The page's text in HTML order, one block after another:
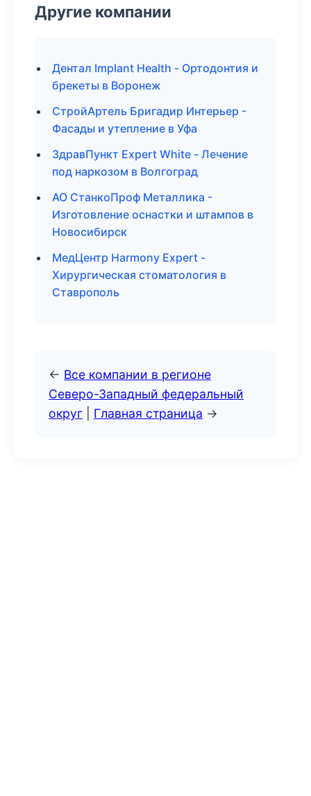
Другие компании
Дентал Implant Health - Ортодонтия и
брекеты в Воронеж
СтройАртель Бригадир Интерьер -
Фасады и утепление в Уфа
ЗдравПункт Expert White - Лечение
под наркозом в Волгоград
АО СтанкоПроф Металлика -
Изготовление оснастки и штампов в
Новосибирск
МедЦентр Harmony Expert -
Хирургическая стоматология в
Ставрополь
← Все компании в регионе
Северо-Западный федеральный
округ
Главная страница →